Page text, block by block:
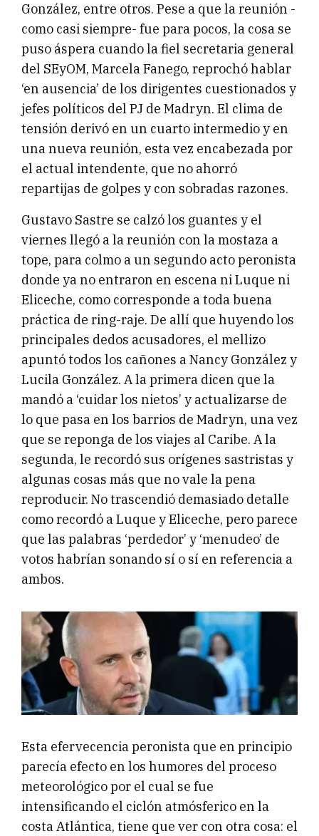
González, entre otros. Pese a que la reunión -
como casi siempre- fue para pocos, la cosa se
puso áspera cuando la fiel secretaria general
del SEyOM, Marcela Fanego, reprochó hablar
‘en ausencia’ de los dirigentes cuestionados y
jefes políticos del PJ de Madryn. El clima de
tensión derivó en un cuarto intermedio y en
una nueva reunión, esta vez encabezada por
el actual intendente, que no ahorró
repartijas de golpes y con sobradas razones.
Gustavo Sastre se calzó los guantes y el
viernes llegó a la reunión con la mostaza a
tope, para colmo a un segundo acto peronista
donde ya no entraron en escena ni Luque ni
Eliceche, como corresponde a toda buena
práctica de ring-raje. De allí que huyendo los
principales dedos acusadores, el mellizo
apuntó todos los cañones a Nancy González y
Lucila González. A la primera dicen que la
mandó a ‘cuidar los nietos’ y actualizarse de
lo que pasa en los barrios de Madryn, una vez
que se reponga de los viajes al Caribe. A la
segunda, le recordó sus orígenes sastristas y
algunas cosas más que no vale la pena
reproducir. No trascendió demasiado detalle
como recordó a Luque y Eliceche, pero parece
que las palabras ‘perdedor’ y ‘menudeo’ de
votos habrían sonando sí o sí en referencia a
ambos.
Esta efervecencia peronista que en principio
parecía efecto en los humores del proceso
meteorológico por el cual se fue
intensificando el ciclón atmósferico en la
costa Atlántica, tiene que ver con otra cosa: el